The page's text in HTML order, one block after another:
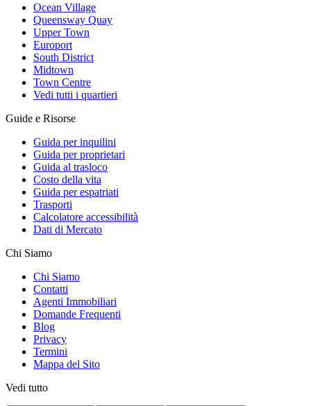
Ocean Village
Queensway Quay
Upper Town
Europort
South District
Midtown
Town Centre
Vedi tutti i quartieri
Guide e Risorse
Guida per inquilini
Guida per proprietari
Guida al trasloco
Costo della vita
Guida per espatriati
Trasporti
Calcolatore accessibilità
Dati di Mercato
Chi Siamo
Chi Siamo
Contatti
Agenti Immobiliari
Domande Frequenti
Blog
Privacy
Termini
Mappa del Sito
Vedi tutto